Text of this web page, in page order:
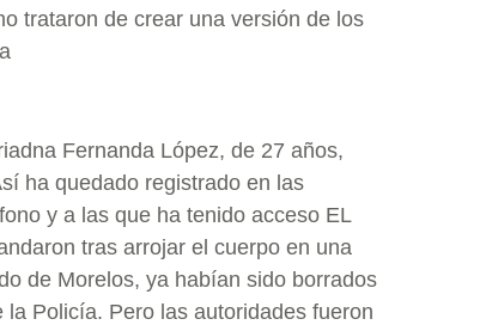
trataron de crear una versión de los
Fernanda López, de 27 años,
ha quedado registrado en las
y a las que ha tenido acceso EL
tras arrojar el cuerpo en una
de Morelos, ya habían sido borrados
Policía. Pero las autoridades fueron